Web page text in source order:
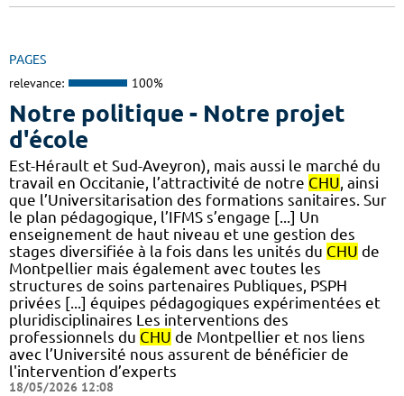
PAGES
relevance: 100%
Notre politique - Notre projet
d'école
Est-Hérault et Sud-Aveyron), mais aussi le marché du
travail en Occitanie, l’attractivité de notre CHU , ainsi
que l’Universitarisation des formations sanitaires. Sur
le plan pédagogique, l’IFMS s’engage [...] Un
enseignement de haut niveau et une gestion des
stages diversifiée à la fois dans les unités du CHU de
Montpellier mais également avec toutes les
structures de soins partenaires Publiques, PSPH
privées [...] équipes pédagogiques expérimentées et
pluridisciplinaires Les interventions des
professionnels du CHU de Montpellier et nos liens
avec l’Université nous assurent de bénéficier de
l'intervention d’experts
18/05/2026 12:08